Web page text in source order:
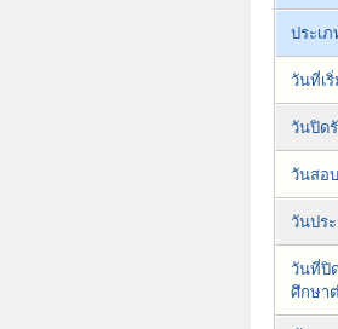
ประเ
วันที่เ
วันปิด
วันสอ
วันปร
วันที่ปิ
ศึกษา